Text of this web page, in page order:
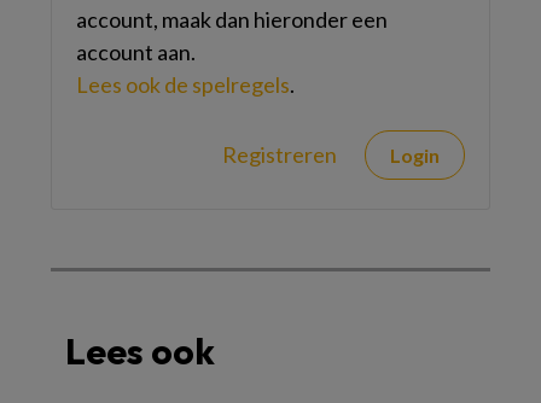
account, maak dan hieronder een
account aan.
Lees ook de spelregels.
Registreren Login
Lees ook